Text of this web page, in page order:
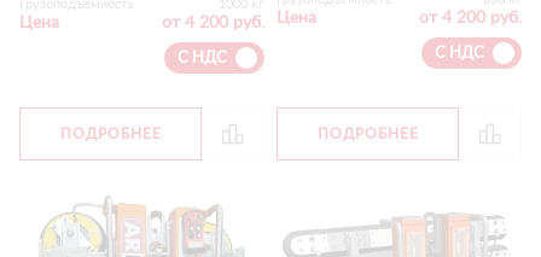
Грузоподъемность
1000 кг
Цена от 4 200 руб.
С НДС
ПОДРОБНЕЕ
Цена от 4 200 руб.
С НДС
ПОДРОБНЕЕ